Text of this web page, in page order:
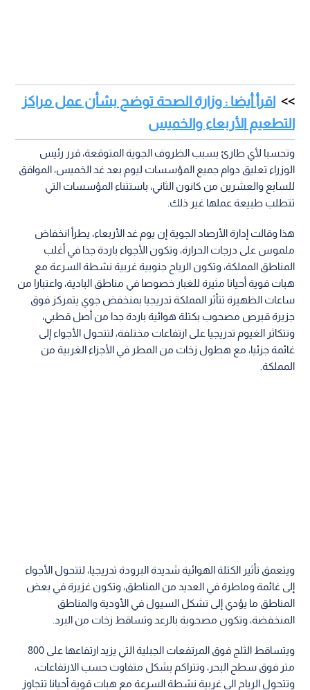
اقرأ أيضا : وزارة الصحة توضح بشأن عمل مراكز
التطعيم الأربعاء والخميس
وتحسبا لأي طارئ بسبب الظروف الجوية المتوقعة، قرر رئيس
الوزراء تعليق دوام جميع المؤسسات ليوم بعد غد الخميس، الموافق
للسابع والعشرين من كانون الثاني، باستثناء المؤسسات التي
تتطلب طبيعة عملها غير ذلك.
هذا وقالت إدارة الأرصاد الجوية إن يوم غد الأربعاء، يطرأ انخفاض
ملموس على درجات الحرارة، وتكون الأجواء باردة جدا في أغلب
المناطق المملكة، وتكون الرياح جنوبية غربية نشطة السرعة مع
هبات قوية أحيانا مثيرة للغبار خصوصا في مناطق البادية، واعتبارا من
ساعات الظهيرة تتأثر المملكة تدريجيا بمنخفض جوي يتمركز فوق
جزيرة قبرص مصحوب بكتلة هوائية باردة جدا من أصل قطبي،
وتتكاثر الغيوم تدريجيا على ارتفاعات مختلفة، لتتحول الأجواء إلى
غائمة جزئيا، مع هطول زخات من المطر في الأجزاء الغربية من
المملكة.
ويتعمق تأثير الكتلة الهوائية شديدة البرودة تدريجيا، لتتحول الأجواء
إلى غائمة وماطرة في العديد من المناطق، وتكون غزيرة في بعض
المناطق ما يؤدي إلى تشكل السيول في الأودية والمناطق
المنخفضة، وتكون مصحوبة بالرعد وتساقط زخات من البرد.
ويتساقط الثلج فوق المرتفعات الجبلية التي يزيد ارتفاعها على 800
متر فوق سطح البحر، وتتراكم بشكل متفاوت حسب الارتفاعات،
وتتحول الرياح الى غربية نشطة السرعة مع هبات قوية أحيانا تتجاوز